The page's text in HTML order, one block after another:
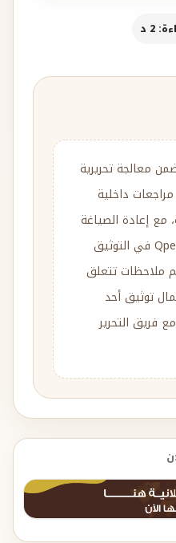
2 د
معالجة تحريرية
داخلية
مع إعادة الصياغة
والتحرير وفق منهج Qpedia في التوثيق
ملاحظات تتعلق
توثيق أحد
فريق التحرير